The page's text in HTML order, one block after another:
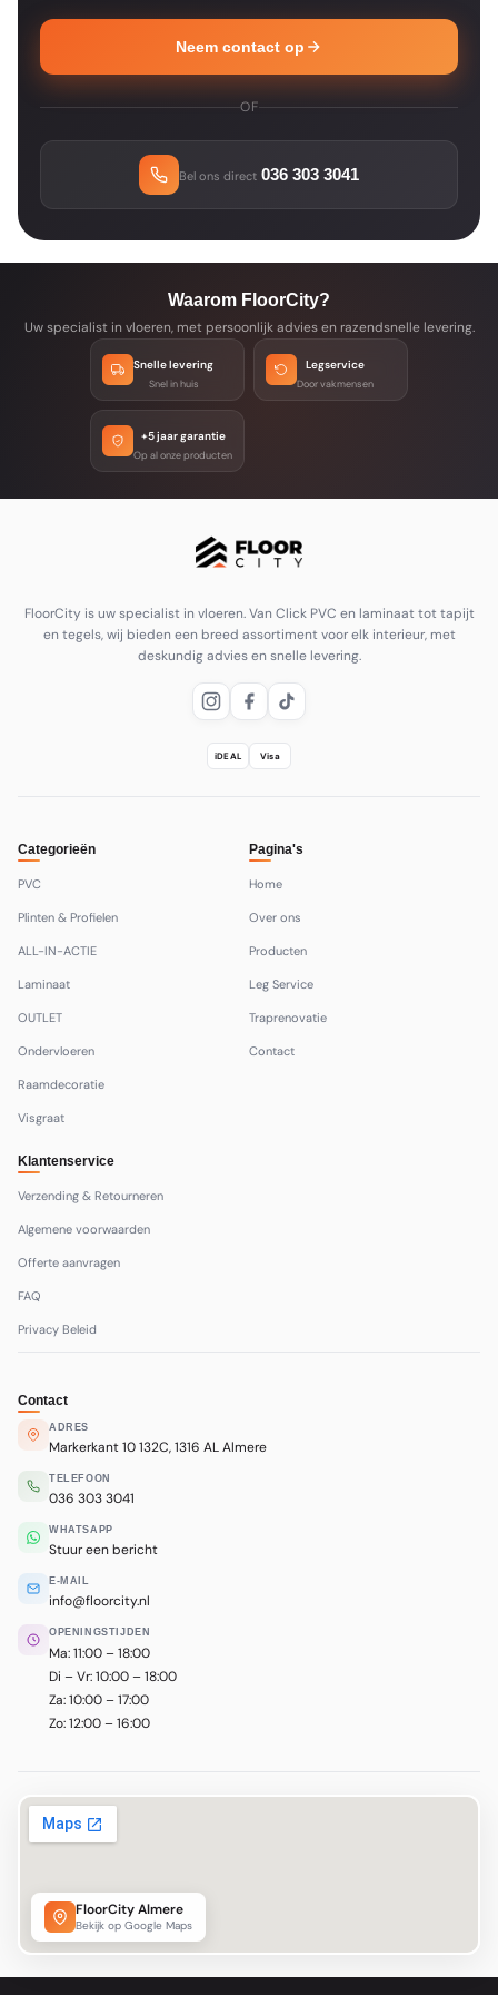
Neem contact op
OF
Bel ons direct 036 303 3041
Waarom FloorCity?
Uw specialist in vloeren, met persoonlijk advies en razendsnelle levering.
Snelle levering
Snel in huis
Legservice
Door vakmensen
+5 jaar garantie
Op al onze producten
FloorCity is uw specialist in vloeren. Van Click PVC en laminaat tot tapijt
en tegels, wij bieden een breed assortiment voor elk interieur, met
deskundig advies en snelle levering.
iDEAL Visa
Categorieën
PVC
Plinten & Profielen
ALL-IN-ACTIE
Laminaat
OUTLET
Ondervloeren
Raamdecoratie
Visgraat
Pagina's
Home
Over ons
Producten
Leg Service
Traprenovatie
Contact
Klantenservice
Verzending & Retourneren
Algemene voorwaarden
Offerte aanvragen
FAQ
Privacy Beleid
Contact
ADRES
Markerkant 10 132C, 1316 AL Almere
TELEFOON
036 303 3041
WHATSAPP
Stuur een bericht
E-MAIL
info@floorcity.nl
OPENINGSTIJDEN
Ma: 11:00 – 18:00
Di – Vr: 10:00 – 18:00
Za: 10:00 – 17:00
Zo: 12:00 – 16:00
FloorCity Almere
Bekijk op Google Maps